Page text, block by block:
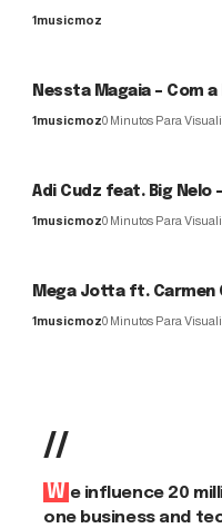
1musicmoz
Nessta Magaia – Com a
1musicmoz0 Minutos Para
Adi Cudz feat. Big Nelo –
1musicmoz0 Minutos Para
Mega Jotta ft. Carmen
1musicmoz0 Minutos Para
//
We influence 20 million users and is the number
one business and